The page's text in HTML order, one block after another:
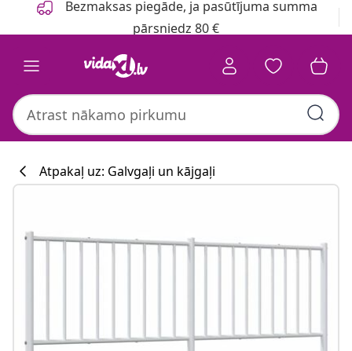
Bezmaksas piegāde, ja pasūtījuma summa
pārsniedz 80 €
Atpakaļ uz: Galvgaļi un kājgaļi